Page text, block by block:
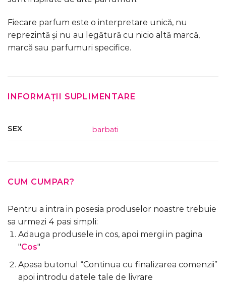
Fiecare parfum este o interpretare unică, nu
reprezintă și nu au legătură cu nicio altă marcă,
marcă sau parfumuri specifice.
INFORMAȚII SUPLIMENTARE
SEX barbati
CUM CUMPAR?
Pentru a intra in posesia produselor noastre trebuie
sa urmezi 4 pasi simpli:
Adauga produsele in cos, apoi mergi in pagina
"Cos"
Apasa butonul “Continua cu finalizarea comenzii”
apoi introdu datele tale de livrare